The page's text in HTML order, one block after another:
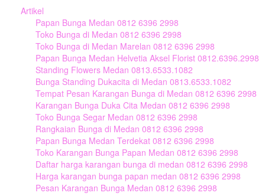
Artikel
Papan Bunga Medan 0812 6396 2998
Toko Bunga di Medan 0812 6396 2998
Toko Bunga di Medan Marelan 0812 6396 2998
Papan Bunga Medan Helvetia Aksel Florist 0812.6396.2998
Standing Flowers Medan 0813.6533.1082
Bunga Standing Dukacita di Medan 0813.6533.1082
Tempat Pesan Karangan Bunga di Medan 0812 6396 2998
Karangan Bunga Duka Cita Medan 0812 6396 2998
Toko Bunga Segar Medan 0812 6396 2998
Rangkaian Bunga di Medan 0812 6396 2998
Papan Bunga Medan Terdekat 0812 6396 2998
Toko Karangan Bunga Papan Medan 0812 6396 2998
Daftar harga karangan bunga di medan 0812 6396 2998
Harga karangan bunga papan medan 0812 6396 2998
Pesan Karangan Bunga Medan 0812 6396 2998